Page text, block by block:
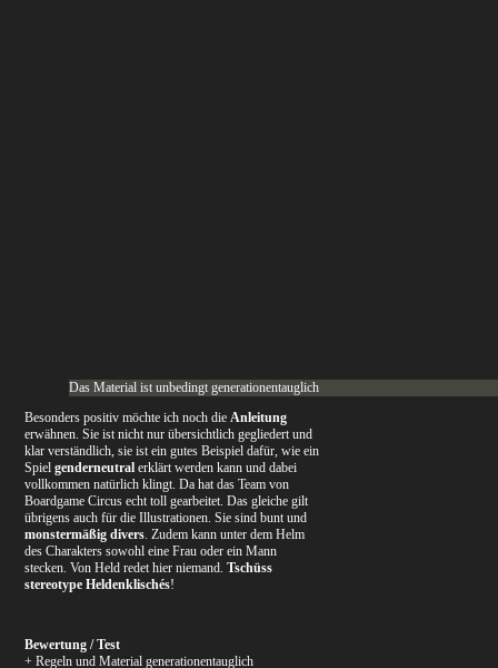
Das Material ist unbedingt generationentauglich
Besonders positiv möchte ich noch dieAnleitung
erwähnen. Sie ist nicht nur übersichtlich gegliedert und
klar verständlich, sie ist ein gutes Beispiel dafür, wie ein
Spielgenderneutral erklärt werden kann und dabei
vollkommen natürlich klingt. Da hat das Team von
Boardgame Circus echt toll gearbeitet. Das gleiche gilt
übrigens auch für die Illustrationen. Sie sind bunt und
monstermäßig divers. Zudem kann unter dem Helm
des Charakters sowohl eine Frau oder ein Mann
stecken. Von Held redet hier niemand.Tschüss
stereotype Heldenklischés!
Bewertung / Test
+ Regeln und Material generationentauglich